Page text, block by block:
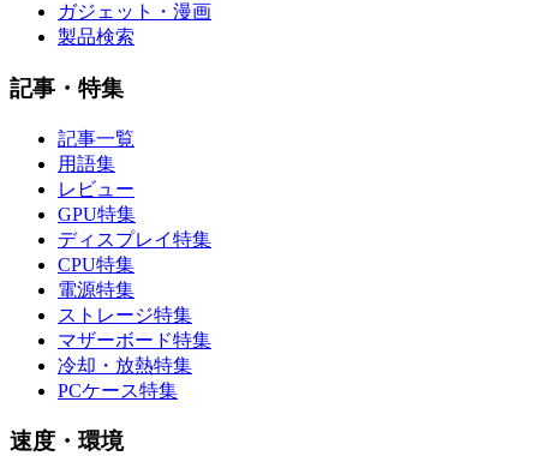
ガジェット・漫画
製品検索
記事・特集
記事一覧
用語集
レビュー
GPU特集
ディスプレイ特集
CPU特集
電源特集
ストレージ特集
マザーボード特集
冷却・放熱特集
PCケース特集
速度・環境